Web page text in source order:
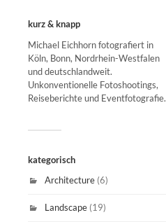
kurz & knapp
Michael Eichhorn fotografiert in
Köln, Bonn, Nordrhein-Westfalen
und deutschlandweit.
Unkonventionelle Fotoshootings,
Reiseberichte und Eventfotografie.
kategorisch
Architecture (6)
Landscape (19)